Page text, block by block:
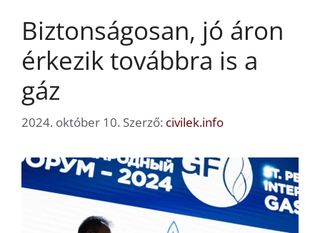
Biztonságosan, jó áron
érkezik továbbra is a
gáz
2024. október 10. Szerző: civilek.info